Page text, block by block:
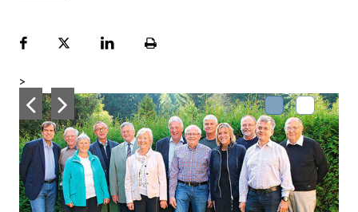
FacebookPlattformLinekdInSeite
>